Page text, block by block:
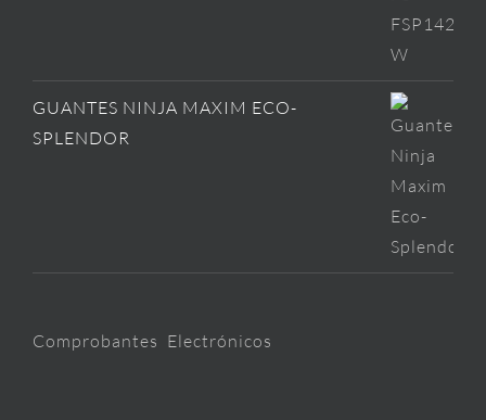
GUANTES NINJA MAXIM ECO-
SPLENDOR
Comprobantes Electrónicos